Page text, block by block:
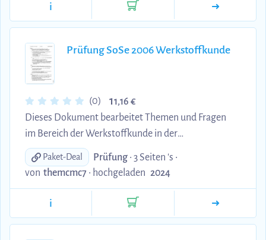
i
Prüfung SoSe 2006 Werkstoffkunde
(0) 11,16 €
Dieses Dokument bearbeitet Themen und Fragen
im Bereich der Werkstoffkunde in der
Fahrzeugentwicklung. Die Fragen beziehen sich
dabei auf das Skript und die Themen aus dem
Paket-Deal Prüfung • 3 Seiten 's •
von themcmc7 • hochgeladen 2024
i